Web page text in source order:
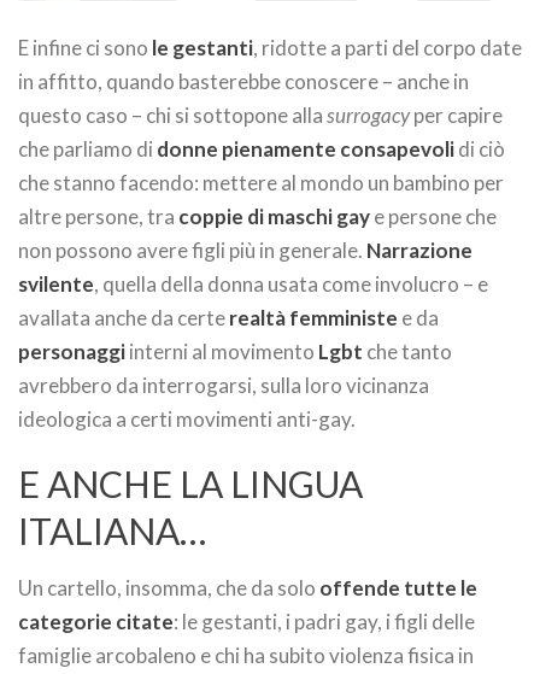
E infine ci sono le gestanti, ridotte a parti del corpo date
in affitto, quando basterebbe conoscere – anche in
questo caso – chi si sottopone allasurrogacyper capire
che parliamo di donne pienamente consapevolidi ciò
che stanno facendo: mettere al mondo un bambino per
altre persone, tra coppie di maschi gaye persone che
non possono avere figli più in generale. Narrazione
svilente, quella della donna usata come involucro – e
avallata anche da certerealtà femministe e da
personaggiinterni al movimento Lgbt che tanto
avrebbero da interrogarsi, sulla loro vicinanza
ideologica a certi movimenti anti-gay.
E ANCHE LA LINGUA
ITALIANA…
Un cartello, insomma, che da solo offende tutte le
categorie citate: le gestanti, i padri gay, i figli delle
famiglie arcobaleno e chi ha subito violenza fisica in